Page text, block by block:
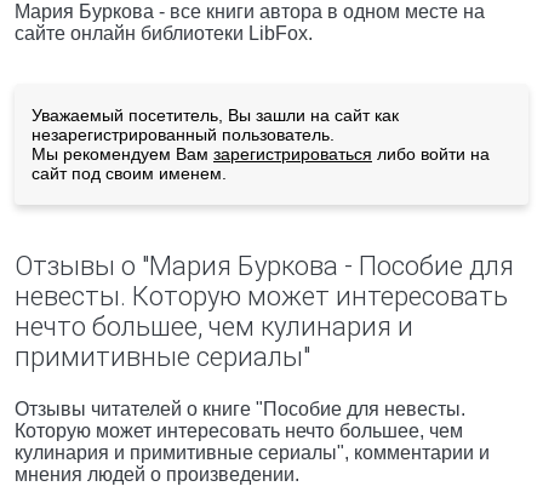
Мария Буркова - все книги автора в одном месте на
сайте онлайн библиотеки LibFox.
Уважаемый посетитель, Вы зашли на сайт как
незарегистрированный пользователь.
Мы рекомендуем Вам зарегистрироваться либо войти на
сайт под своим именем.
Отзывы о "Мария Буркова - Пособие для
невесты. Которую может интересовать
нечто большее, чем кулинария и
примитивные сериалы"
Отзывы читателей о книге "Пособие для невесты.
Которую может интересовать нечто большее, чем
кулинария и примитивные сериалы", комментарии и
мнения людей о произведении.